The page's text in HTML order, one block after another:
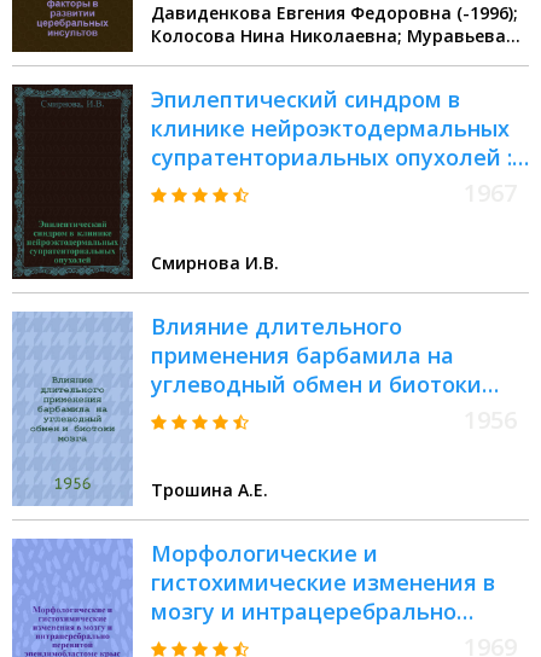
Давиденкова Евгения Федоровна (-1996);
Колосова Нина Николаевна; Муравьева
Эпилептический синдром в
клинике нейроэктодермальных
супратенториальных опухолей :
Автореферат дис. на соискание
Смирнова И.В.
Влияние длительного
применения барбамила на
углеводный обмен и биотоки
мозга : Автореферат дис. на
Трошина А.Е.
Морфологические и
гистохимические изменения в
мозгу и интрацеребрально
перевитой эпендимобластоме